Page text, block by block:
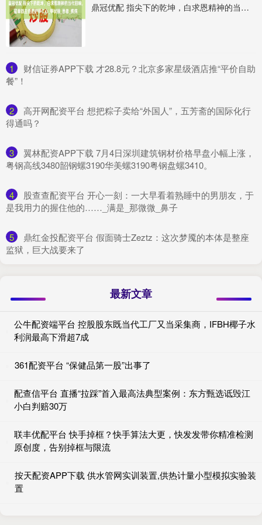
鼎冠优配 指尖下的乾坤，白求恩精神的当代回响，翟章锁主任的护甲仁心_甲状腺_患者_疾病
1
​财信证券APP下载 才28.8元？北京多家星级酒店推“平价自助
餐”！
2
​高开网配资平台 想把粽子卖给“外国人”，五芳斋的国际化行
得通吗？
3
​翼林配资APP下载 7月4日深圳建筑钢材价格早盘小幅上涨，
粤钢高线3480韶钢螺3190华美螺3190粤钢盘螺3410。
4
​股查查配资平台 开心一刻：一大早看着熟睡中的男朋友，于
是我用力的握住他的……_满是_那微微_鼻子
5
​鼎红金投配资平台 假面骑士Zeztz：这次梦魇的本体是整座
监狱，巨大战要来了
最新文章
公牛配资端平台 控股股东既当代工厂又当采集商，IFBH椰子水
利润最高下滑超7成
361配资平台 “保健品第一股”出事了
配查信平台 直播“拉踩”首入最高法典型案例：东方甄选诋毁江
小白判赔30万
联丰优配平台 快手掉框？快手算法大更，快发发带你精准检测
原创度，告别掉框与限流
按天配资APP下载 供水管网实训装置,供热计量小型模拟实验装
置